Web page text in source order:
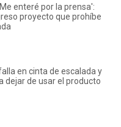
enteré por la prensa':
proyecto que prohíbe
en cinta de escalada y
dejar de usar el producto